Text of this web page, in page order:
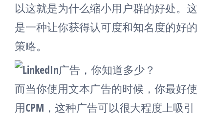
以这就是为什么缩小用户群的好处。这
是一种让你获得认可度和知名度的好的
策略。
而当你使用文本广告的时候，你最好使
用CPM，这种广告可以很大程度上吸引